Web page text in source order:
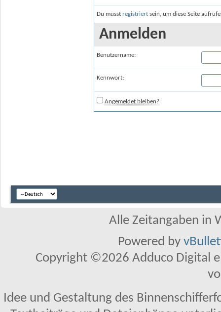
Du musst registriert sein, um diese Seite
Anmelden
Benutzername:
Kennwort:
Angemeldet bleiben?
Alle Zeitangaben in
Powered by
Copyright ©2026 Adduco Digital
Idee und Gestaltung des